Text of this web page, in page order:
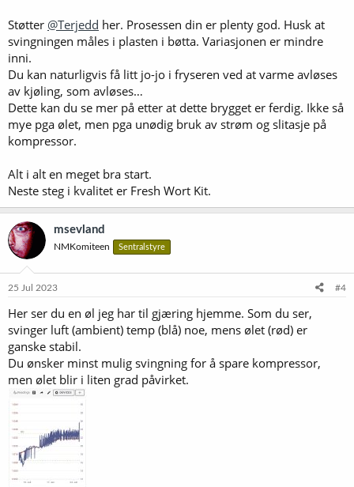
Støtter @Terjedd her. Prosessen din er plenty god. Husk at
svingningen måles i plasten i bøtta. Variasjonen er mindre
inni.
Du kan naturligvis få litt jo-jo i fryseren ved at varme avløses
av kjøling, som avløses…
Dette kan du se mer på etter at dette brygget er ferdig. Ikke så
mye pga ølet, men pga unødig bruk av strøm og slitasje på
kompressor.
Alt i alt en meget bra start.
Neste steg i kvalitet er Fresh Wort Kit.
msevland
NMKomiteen Sentralstyre
25 Jul 2023 #4
Her ser du en øl jeg har til gjæring hjemme. Som du ser,
svinger luft (ambient) temp (blå) noe, mens ølet (rød) er
ganske stabil.
Du ønsker minst mulig svingning for å spare kompressor,
men ølet blir i liten grad påvirket.